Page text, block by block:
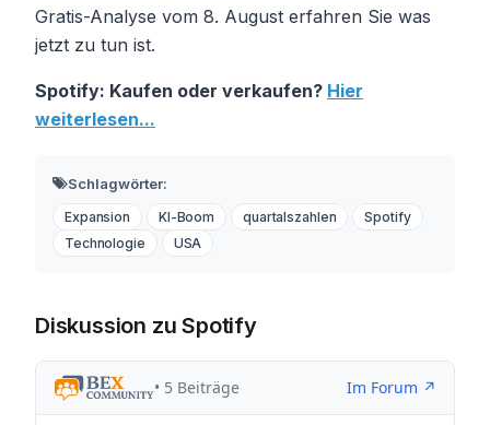
Gratis-Analyse vom 8. August erfahren Sie was
jetzt zu tun ist.
Spotify: Kaufen oder verkaufen? Hier
weiterlesen...
Schlagwörter:
Expansion KI-Boom quartalszahlen
Spotify
Technologie
USA
Diskussion zu Spotify